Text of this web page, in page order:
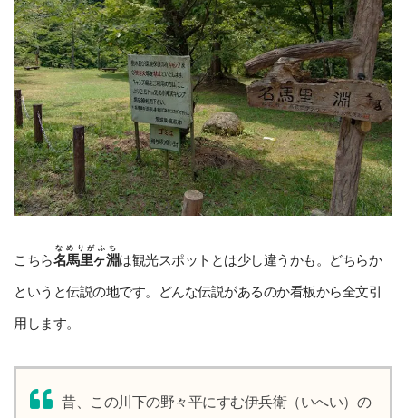
こちら名馬里ヶ淵
なめりがふち
は観光スポットとは少し違うかも。どちらか
というと伝説の地です。どんな伝説があるのか看板から全文引
用します。
昔、この川下の野々平にすむ伊兵衛（いへい）の